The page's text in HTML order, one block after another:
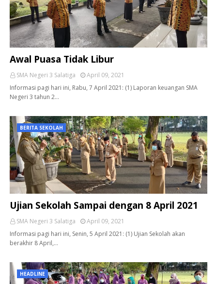
Awal Puasa Tidak Libur
SMA Negeri 3 Salatiga
April 09, 2021
Informasi pagi hari ini, Rabu, 7 April 2021: (1) Laporan keuangan SMA
Negeri 3 tahun 2…
BERITA SEKOLAH
Ujian Sekolah Sampai dengan 8 April 2021
SMA Negeri 3 Salatiga
April 09, 2021
Informasi pagi hari ini, Senin, 5 April 2021: (1) Ujian Sekolah akan
berakhir 8 April,…
HEADLINE